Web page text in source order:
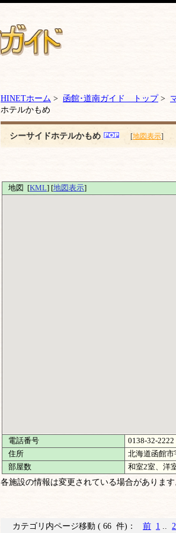
HINETホーム > 函館･道南ガイド トップ>
ホテルかもめ
シーサイドホテルかもめ [地図表示]
地図 [KML] [地図表示]
電話番号
0138-32-2222
住所
北海道函館市
部屋数
和室2室、洋
各施設の情報は変更されている場合がありま
カテゴリ内ページ移動 ( 66 件)： 前 1